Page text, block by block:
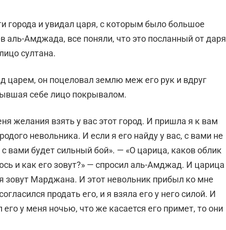
города и увидал царя, с которым было большое
аль-Амджада, все поняли, что это посланный от даря
султана.
царем, он поцеловал землю меж его рук и вдруг
себе лицо покрывалом.
желания взять у вас этот город. И пришла я к вам
невольника. И если я его найду у вас, с вами не
вами будет сильный бой». — «О царица, каков облик
и как его зовут?» — спросил аль-Амджад. И царица
зовут Марджана. И этот невольник прибыл ко мне
продать его, и я взяла его у него силой. И
у меня ночью, что же касается его примет, то они